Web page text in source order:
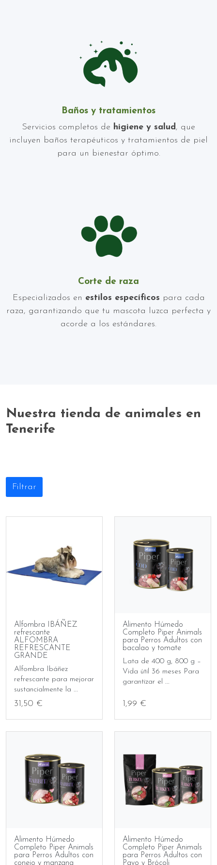
Baños y tratamientos
Servicios completos de higiene y salud, que
incluyen baños terapéuticos y tratamientos de piel
para un bienestar óptimo.
Corte de raza
Especializados en estilos específicos para cada
raza, garantizando que tu mascota luzca perfecta y
acorde a los estándares.
Nuestra tienda de animales en
Tenerife
Filtrar
Alfombra IBÁÑEZ
refrescante
ALFOMBRA
REFRESCANTE
GRANDE
Alfombra Ibáñez
refrescante para mejorar
sustancialmente la ...
31,50 €
Alimento Húmedo
Completo Piper Animals
para Perros Adultos con
bacalao y tomate
Lata de 400 g, 800 g –
Vida útil 36 meses Para
garantizar el ...
1,99 €
Alimento Húmedo
Completo Piper Animals
para Perros Adultos con
conejo y manzana
Alimento Húmedo
Completo Piper Animals
para Perros Adultos con
Pavo y Brócoli